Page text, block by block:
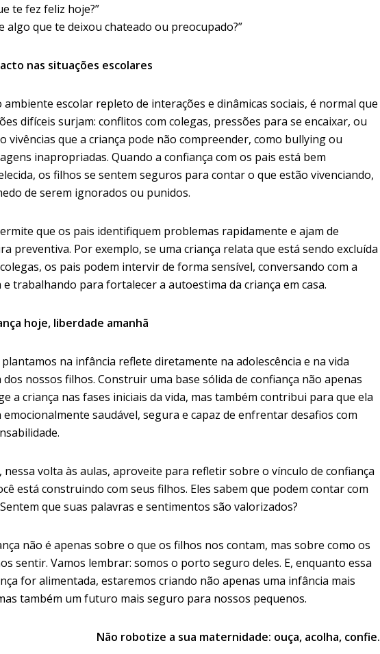
te fez feliz hoje?”
algo que te deixou chateado ou preocupado?”
nas situações escolares
ambiente escolar repleto de interações e dinâmicas sociais, é normal que
difíceis surjam: conflitos com colegas, pressões para se encaixar, ou
vivências que a criança pode não compreender, como bullying ou
inapropriadas. Quando a confiança com os pais está bem
os filhos se sentem seguros para contar o que estão vivenciando,
de serem ignorados ou punidos.
que os pais identifiquem problemas rapidamente e ajam de
preventiva. Por exemplo, se uma criança relata que está sendo excluída
os pais podem intervir de forma sensível, conversando com a
e trabalhando para fortalecer a autoestima da criança em casa.
hoje, liberdade amanhã
plantamos na infância reflete diretamente na adolescência e na vida
dos nossos filhos. Construir uma base sólida de confiança não apenas
a criança nas fases iniciais da vida, mas também contribui para que ela
emocionalmente saudável, segura e capaz de enfrentar desafios com
nessa volta às aulas, aproveite para refletir sobre o vínculo de confiança
está construindo com seus filhos. Eles sabem que podem contar com
que suas palavras e sentimentos são valorizados?
não é apenas sobre o que os filhos nos contam, mas sobre como os
sentir. Vamos lembrar: somos o porto seguro deles. E, enquanto essa
for alimentada, estaremos criando não apenas uma infância mais
também um futuro mais seguro para nossos pequenos.
Não robotize a sua maternidade: ouça, acolha, confie.